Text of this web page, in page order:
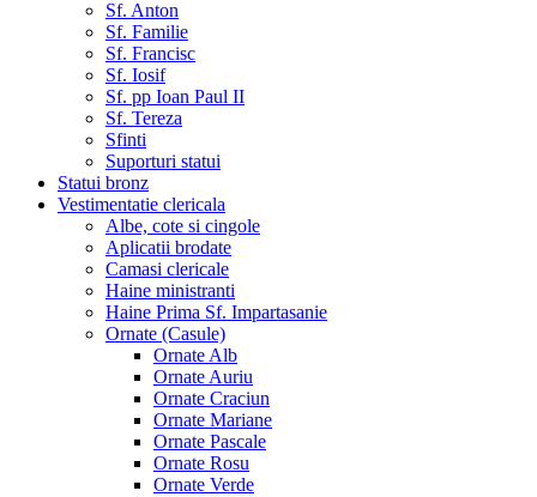
Sf. Anton
Sf. Familie
Sf. Francisc
Sf. Iosif
Sf. pp Ioan Paul II
Sf. Tereza
Sfinti
Suporturi statui
Statui bronz
Vestimentatie clericala
Albe, cote si cingole
Aplicatii brodate
Camasi clericale
Haine ministranti
Haine Prima Sf. Impartasanie
Ornate (Casule)
Ornate Alb
Ornate Auriu
Ornate Craciun
Ornate Mariane
Ornate Pascale
Ornate Rosu
Ornate Verde